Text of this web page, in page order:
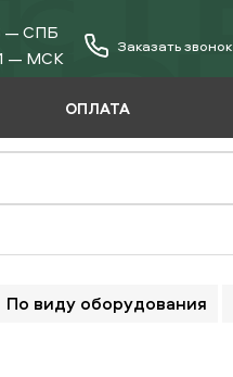
— СПБ
— МСК
Заказать звонок
ОПЛАТА
По виду оборудования